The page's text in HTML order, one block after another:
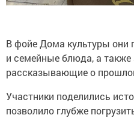
В фойе Дома культуры они
и семейные блюда, а
рассказывающие о
Участники поделились
позволило глубже